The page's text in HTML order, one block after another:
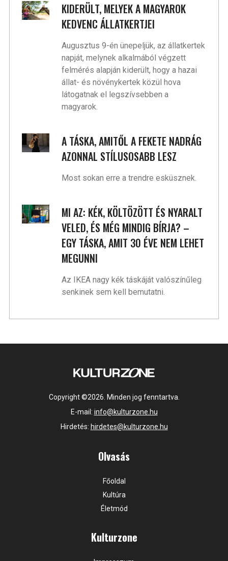
KIDERÜLT, MELYEK A MAGYAROK
KEDVENC ÁLLATKERTJEI
Augusztus 9-én ünepeljük, az állatkertek
napját, melynek alkalmából végzett
felmérés alapján kiderült, hogy a hazai
állat- és növénykertek közül hova
látogatnak el legszívsebben a
magyarok.
A TÁSKA, AMITŐL A FEKETE NADRÁG
AZONNAL STÍLUSOSABB LESZ
Most sokan erre a trendre esküsznek.
MI AZ: KÉK, KÖLTÖZÖTT ÉS NYARALT
VELED, ÉS MÉG MINDIG BÍRJA? –
EGY TÁSKA, AMIT 30 ÉVE NEM LEHET
MEGUNNI
Az IKEA nagy kék táskáját valószínűleg
senkinek sem kell bemutatni.
Copyright ©2026. Minden jog fenntartva.
E-mail: info@kulturzone.hu
Hirdetés: hirdetes@kulturzone.hu
Olvasás
Főoldal
Kultúra
Életmód
Kulturzone